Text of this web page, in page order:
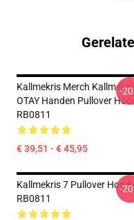
Kallmekris Merch
OTAY Handen Pullover
RB0811
€ 39,51 - € 45,95
-
Kallmekris 7 Pullover
RB0811
-